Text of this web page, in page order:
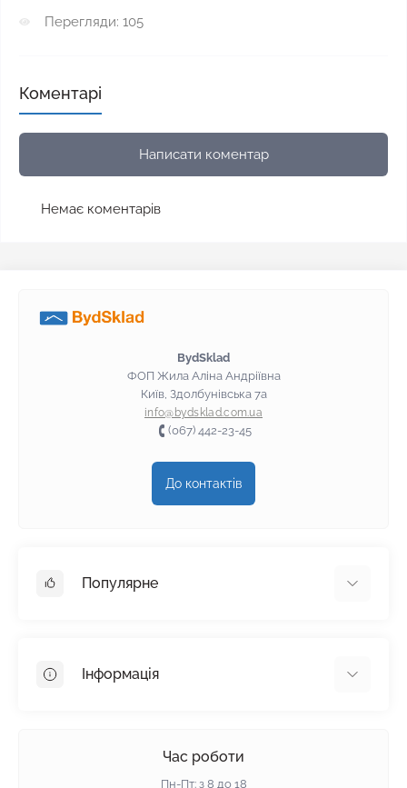
Перегляди: 105
Коментарі
Написати коментар
Немає коментарів
BydSklad
ФОП Жила Аліна Андріївна
Київ, Здолбунівська 7а
info@bydsklad.com.ua
(067) 442-23-45
До контактів
Популярне
Пінопласт
Інформація
Час роботи
Пн-Пт: з 8 до 18